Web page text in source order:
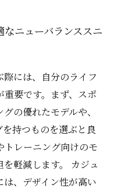
ニューバランススニ
には、自分のライフ
要です。まず、スポ
の優れたモデルや、
持つものを選ぶと良
トレーニング向けのモ
軽減します。 カジュ
、デザイン性が高い